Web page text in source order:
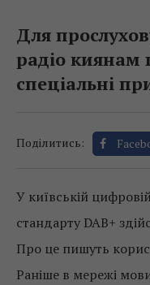
Для
радіо киянам
спеціальні
Поділитись:
У київській
стандарту DAB+
Про це пишуть
Раніше в мережі